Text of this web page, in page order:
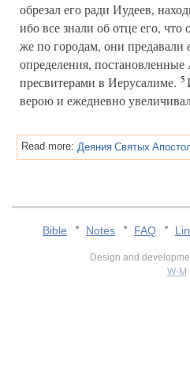
обрезал его ради Иудеев,
ибо все знали об отце его,
же по городам, они предавали
определения,
пресвитерами в Иерусалиме. 5
верою и ежедневно
Read more:
Bible Notes FAQ
Design and
W-M